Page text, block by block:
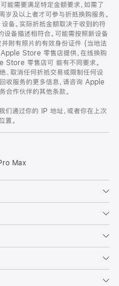
能需要满足特定金额要求，如需了
岁及以上者才可参与折抵换购服务。
备。实际折抵金额取决于收到的符
备描述相符合。可能需按照新设备
并附有照片的有效身份证件 (当地法
Store 零售店提供，在线换购
Store 零售店可 能有不同要求。
取消任何折抵交易或限制任何设
收服务的更多信息，请咨询 Apple
合作伙伴的其他条款。
们通过你的 IP 地址，或者你在上次
置。
Max